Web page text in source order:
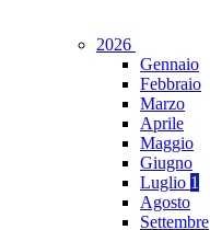
2026
Gennaio
Febbraio
Marzo
Aprile
Maggio
Giugno
Luglio 1
Agosto
Settembre